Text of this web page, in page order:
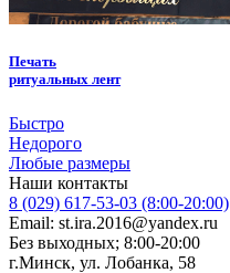
Печать
ритуальных лент
Быстро
Недорого
Любые размеры
Наши контакты
8 (029) 617-53-03 (8:00-20:00)
Email: st.ira.2016@yandex.ru
Без выходных; 8:00-20:00
г.Минск, ул. Лобанка, 58